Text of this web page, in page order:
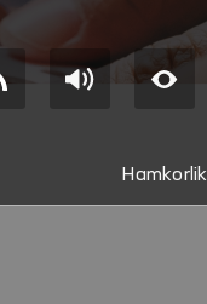
Hamkorlik